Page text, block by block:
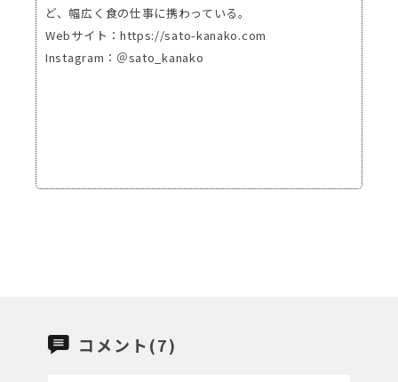
ど、幅広く食の仕事に携わっている。
Webサイト：https://sato-kanako.com
Instagram：＠sato_kanako
コメント(7)